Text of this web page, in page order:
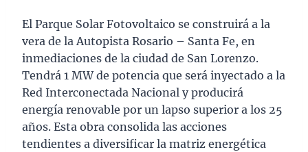
El Parque Solar Fotovoltaico se construirá a la
vera de la Autopista Rosario – Santa Fe, en
inmediaciones de la ciudad de San Lorenzo.
Tendrá 1 MW de potencia que será inyectado a la
Red Interconectada Nacional y producirá
energía renovable por un lapso superior a los 25
años. Esta obra consolida las acciones
tendientes a diversificar la matriz energética